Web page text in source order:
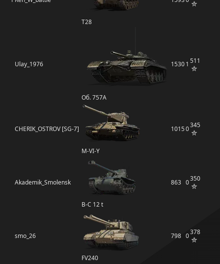
T28
Ulay_1976
Об. 757А
15301 511
CHERIK_OSTROV [SG-7]
M-VI-Y
10150345
Akademik_Smolensk
B-C 12 t
863 0350
smo_26
FV240
798 0378